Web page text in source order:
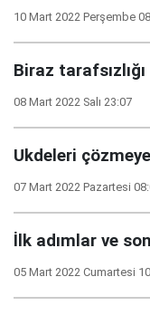
10 Mart 2022 Perşembe
Biraz
08 Mart 2022 Salı 23:07
Ukdeleri
07 Mart 2022 Pazartesi
İlk adımlar ve
05 Mart 2022 Cumartesi